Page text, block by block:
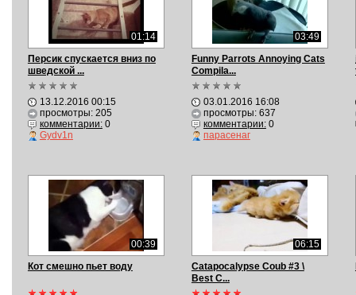
01:14
Персик спускается вниз по
шведской ...
13.12.2016 00:15
просмотры: 205
комментарии:0
Gydv1n
03:49
Funny Parrots Annoying Cats
Compila...
03.01.2016 16:08
просмотры: 637
комментарии:0
парасенаг
00:39
Кот смешно пьет воду
06:15
Catapocalypse Coub #3 \
Best C...